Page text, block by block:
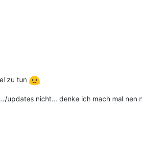
zu tun
updates nicht... denke ich mach mal nen